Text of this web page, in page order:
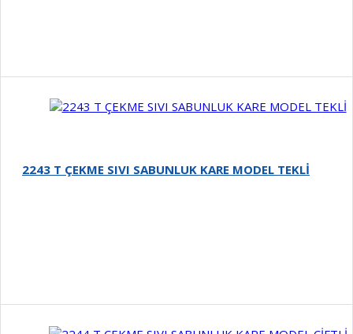
2243 T ÇEKME SIVI SABUNLUK KARE MODEL TEKLİ